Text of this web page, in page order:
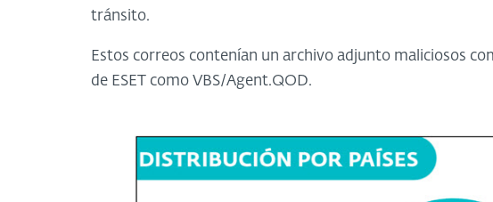
tránsito.
Estos correos contenían un archivo adjunto maliciosos
de ESET como VBS/Agent.QOD.